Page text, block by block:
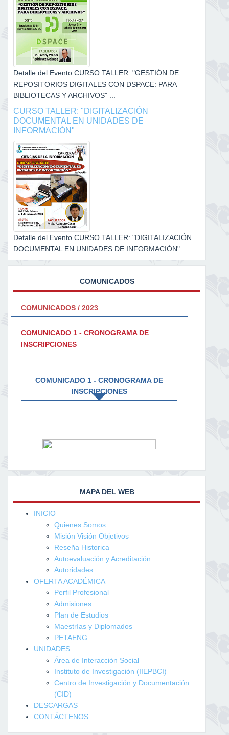
Detalle del Evento CURSO TALLER: "GESTIÓN DE
REPOSITORIOS DIGITALES CON DSPACE: PARA
BIBLIOTECAS Y ARCHIVOS" ...
CURSO TALLER: "DIGITALIZACIÓN
DOCUMENTAL EN UNIDADES DE
INFORMACIÓN"
Detalle del Evento CURSO TALLER: "DIGITALIZACIÓN
DOCUMENTAL EN UNIDADES DE INFORMACIÓN" ...
COMUNICADOS
COMUNICADOS / 2023
COMUNICADO 1 - CRONOGRAMA DE
INSCRIPCIONES
COMUNICADO 1 - CRONOGRAMA DE
INSCRIPCIONES
MAPA DEL WEB
INICIO
Quienes Somos
Misión Visión Objetivos
Reseña Historica
Autoevaluación y Acreditación
Autoridades
OFERTA ACADÉMICA
Perfil Profesional
Admisiones
Plan de Estudios
Maestrías y Diplomados
PETAENG
UNIDADES
Área de Interacción Social
Instituto de Investigación (IIEPBCI)
Centro de Investigación y Documentación
(CID)
DESCARGAS
CONTÁCTENOS